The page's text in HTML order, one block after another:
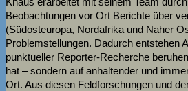
Beobachtungen vor Ort Berichte über
(Südosteuropa, Nordafrika und Naher
Problemstellungen. Dadurch entstehen
punktueller Reporter-Recherche
hat – sondern auf anhaltender und
Ort. Aus diesen Feldforschungen und